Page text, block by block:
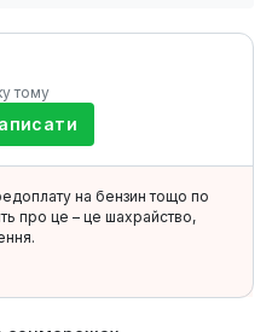
тому
на бензин тощо по
про це – це шахрайство,